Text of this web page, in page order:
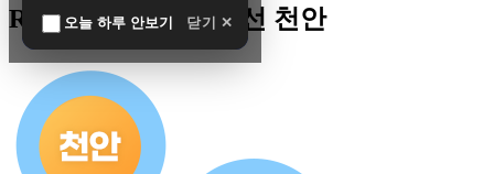
오늘 하루 안보기 닫기 ✕
R&D 남방한계 최전선 천안